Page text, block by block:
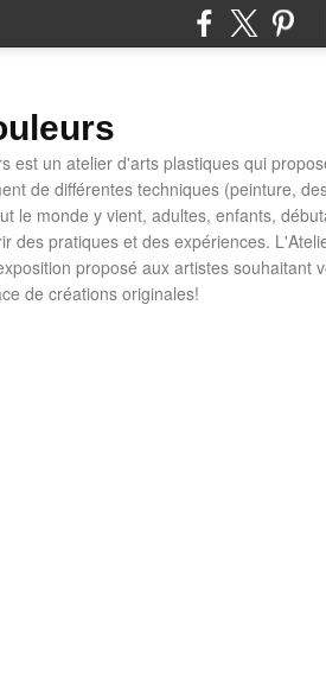
est un atelier d'arts plastiques qui
de différentes techniques (peinture,
le monde y vient, adultes, enfants,
des pratiques et des expériences.
proposé aux artistes souhaitant
de créations originales!